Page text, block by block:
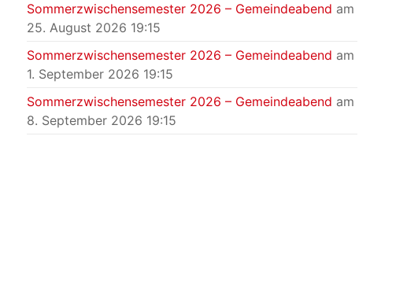
Sommerzwischensemester 2026 – Gemeindeabend am
25. August 2026 19:15
Sommerzwischensemester 2026 – Gemeindeabend am
1. September 2026 19:15
Sommerzwischensemester 2026 – Gemeindeabend am
8. September 2026 19:15